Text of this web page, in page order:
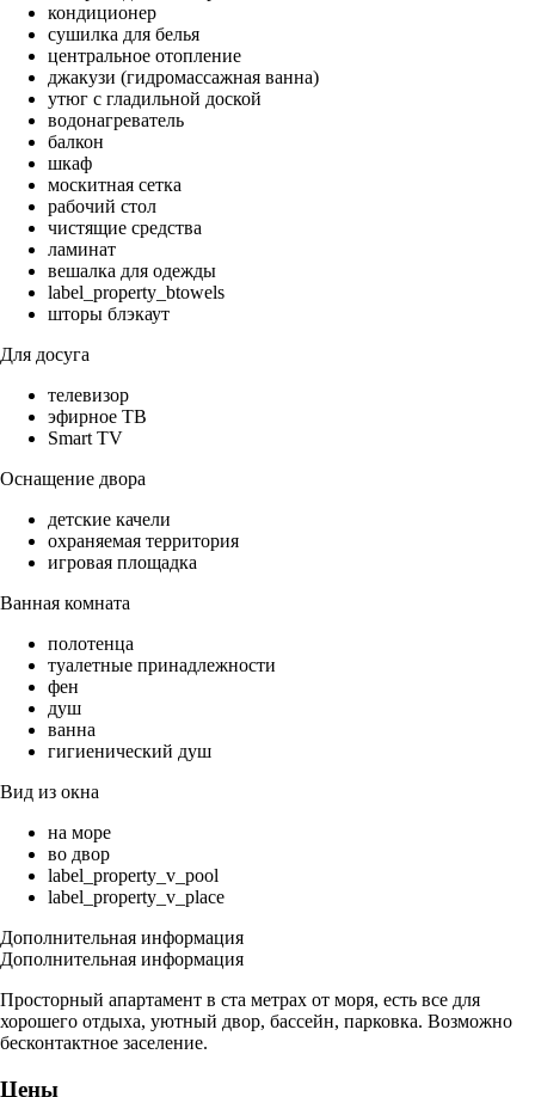
кондиционер
сушилка для белья
центральное отопление
джакузи (гидромассажная ванна)
утюг с гладильной доской
водонагреватель
балкон
шкаф
москитная сетка
рабочий стол
чистящие средства
ламинат
вешалка для одежды
label_property_btowels
шторы блэкаут
Для досуга
телевизор
эфирное ТВ
Smart TV
Оснащение двора
детские качели
охраняемая территория
игровая площадка
Ванная комната
полотенца
туалетные принадлежности
фен
душ
ванна
гигиенический душ
Вид из окна
на море
во двор
label_property_v_pool
label_property_v_place
Дополнительная информация
Дополнительная информация
Просторный апартамент в ста метрах от моря, есть все для
хорошего отдыха, уютный двор, бассейн, парковка. Возможно
бесконтактное заселение.
Цены